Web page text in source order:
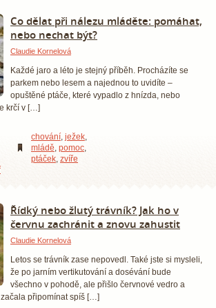
Co dělat při nálezu mláděte: pomáhat,
nebo nechat být?
Claudie Kornelová
Každé jaro a léto je stejný příběh. Procházíte se
parkem nebo lesem a najednou to uvidíte –
opuštěné ptáče, které vypadlo z hnízda, nebo
krčí v […]
chování, ježek,
mládě, pomoc,
ptáček, zvíře
Řídký nebo žlutý trávník? Jak ho v
červnu zachránit a znovu zahustit
Claudie Kornelová
Letos se trávník zase nepovedl. Také jste si mysleli,
že po jarním vertikutování a dosévání bude
všechno v pohodě, ale přišlo červnové vedro a
připomínat spíš […]